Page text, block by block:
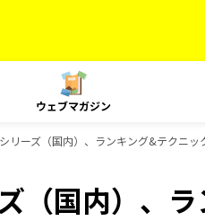
ウェブマガジン
リーズ（国内）、ランキング&テクニ
（国内）、